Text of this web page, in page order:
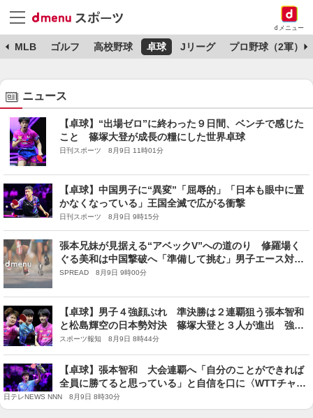
dメニュー
MLB ゴルフ 高校野球 卓球 Jリーグ プロ野球（2軍）
ニュース
【卓球】“出場ゼロ”に終わった９日間、ベンチで感じた
こと 篠塚大登が成長の糧にした世界卓球
日刊スポーツ 8月9日 11時01分
【卓球】中国男子に“異変”「屈辱的」「日本も眼中に置
かなくなっている」王国全滅で広がる衝撃
日刊スポーツ 8月9日 9時15分
張本兄妹が見据える“アベックV”への道のり 修羅場く
ぐる美和は中国撃破へ「準備して挑む」男子エース対決
の智和は「そのままいくだけ」【WTTチャンピオンズ横
SPREAD 8月9日 9時00分
【卓球】男子４強顔ぶれ 準決勝は２連覇狙う張本智和
と松島輝空の日本勢対決 篠塚大登と３人が進出 強
国・中国勢は１６強で全滅…ＷＴＴチャンピオンズ横浜
スポーツ報知 8月9日 8時44分
【卓球】張本智和 大会連覇へ「自分のことができれば
全員に勝てると思っている」と自信を口に〈WTTチャン
ピオンズ横浜〉
日テレNEWS NNN 8月9日 8時30分